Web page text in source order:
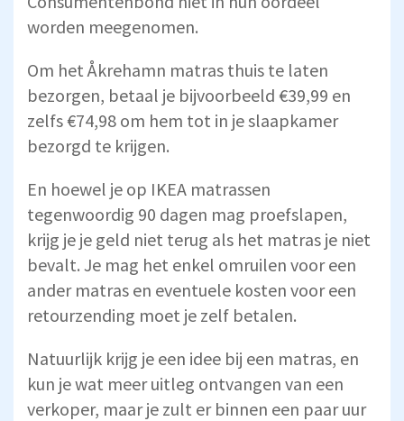
worden meegenomen.
Om het Åkrehamn matras thuis te laten
bezorgen, betaal je bijvoorbeeld €39,99 en
zelfs €74,98 om hem tot in je slaapkamer
bezorgd te krijgen.
En hoewel je op IKEA matrassen
tegenwoordig 90 dagen mag proefslapen,
krijg je je geld niet terug als het matras je niet
bevalt. Je mag het enkel omruilen voor een
ander matras en eventuele kosten voor een
retourzending moet je zelf betalen.
Natuurlijk krijg je een idee bij een matras, en
kun je wat meer uitleg ontvangen van een
verkoper, maar je zult er binnen een paar uur